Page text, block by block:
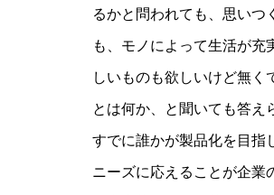
るかと問われても、思いつ
も、モノによって生活が
しいものも欲しいけど無く
とは何か、と聞いても答え
すでに誰かが製品化を目指
ニーズに応えることが企業